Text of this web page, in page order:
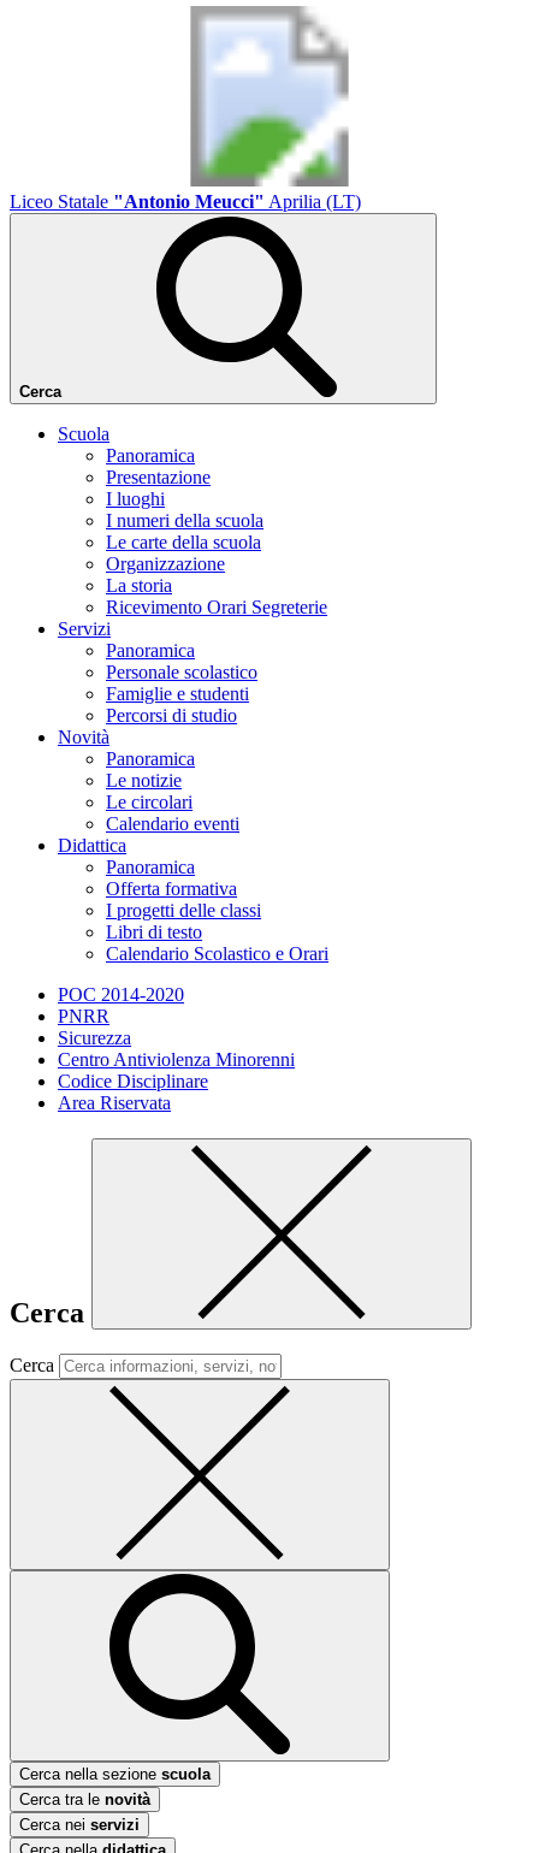
Liceo Statale "Antonio Meucci" Aprilia (LT)
Cerca
Scuola
Panoramica
Presentazione
I luoghi
I numeri della scuola
Le carte della scuola
Organizzazione
La storia
Ricevimento Orari Segreterie
Servizi
Panoramica
Personale scolastico
Famiglie e studenti
Percorsi di studio
Novità
Panoramica
Le notizie
Le circolari
Calendario eventi
Didattica
Panoramica
Offerta formativa
I progetti delle classi
Libri di testo
Calendario Scolastico e Orari
POC 2014-2020
PNRR
Sicurezza
Centro Antiviolenza Minorenni
Codice Disciplinare
Area Riservata
Cerca
Cerca
Cerca nella sezione scuola
Cerca tra le novità
Cerca nei servizi